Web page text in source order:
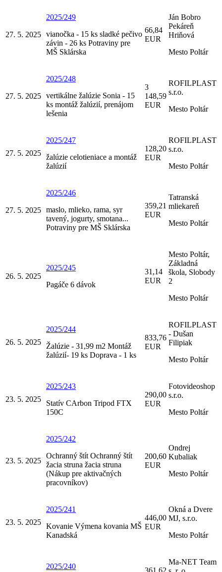
27. 5. 2025
2025/249
vianočka - 15 ks sladké pečivo
závin - 26 ks Potraviny pre
MŠ Sklárska
66,84
EUR
Ján Bobro
Pekáreň
Hriňová
Mesto Poltár
27. 5. 2025
2025/248
vertikálne žalúzie Sonia - 15
ks montáž žalúzií, prenájom
lešenia
3
148,59
EUR
ROFILPLAST
s.r.o.
Mesto Poltár
27. 5. 2025
2025/247
žalúzie celotieniace a montáž
žalúzií
128,20
EUR
ROFILPLAST
s.r.o.
Mesto Poltár
27. 5. 2025
2025/246
maslo, mlieko, rama, syr
tavený, jogurty, smotana...
Potraviny pre MŠ Sklárska
359,21
EUR
Tatranská
mliekareň
Mesto Poltár
26. 5. 2025
2025/245
Pagáče 6 dávok
31,14
EUR
Mesto Poltár,
Základná
škola, Slobody
2
Mesto Poltár
26. 5. 2025
2025/244
Žalúzie - 31,99 m2 Montáž
žalúzií- 19 ks Doprava - 1 ks
833,76
EUR
ROFILPLAST
- Dušan
Filipiak
Mesto Poltár
23. 5. 2025
2025/243
Statív CArbon Tripod FTX
150C
290,00
EUR
Fotovideoshop
s.r.o.
Mesto Poltár
23. 5. 2025
2025/242
Ochranný štít Ochranný štít
žacia struna žacia struna
(Nákup pre aktivačných
pracovníkov)
200,60
EUR
Ondrej
Kubaliak
Mesto Poltár
23. 5. 2025
2025/241
Kovanie Výmena kovania MŠ
Kanadská
446,00
EUR
Okná a Dvere
MJ, s.r.o.
Mesto Poltár
2025/240 361,62
Ma-NET Team